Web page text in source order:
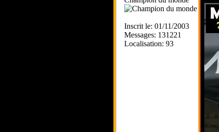
Inscrit le: 01/11/2003
Messages: 131221
Localisation: 93